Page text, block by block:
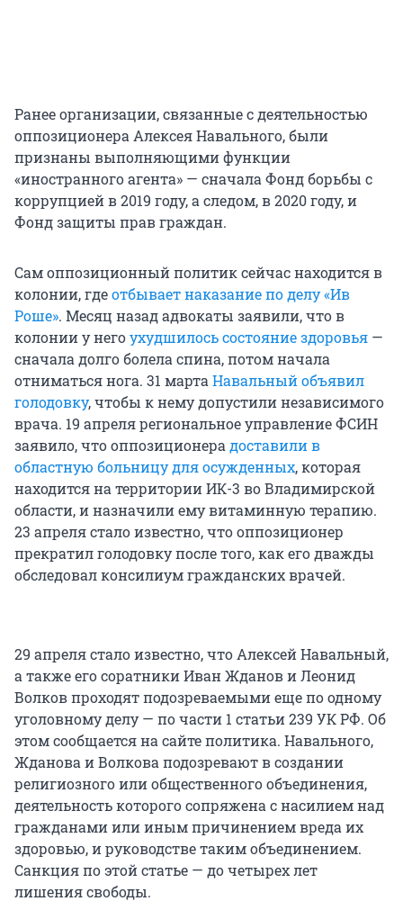
Ранее организации, связанные с деятельностью
оппозиционера Алексея Навального, были
признаны выполняющими функции
«иностранного агента» — сначала Фонд борьбы с
коррупцией в 2019 году, а следом, в 2020 году, и
Фонд защиты прав граждан.
Сам оппозиционный политик сейчас находится в
колонии, гдеотбывает наказание по делу «Ив
Роше». Месяц назад адвокаты заявили, что в
колонии у негоухудшилось состояние здоровья —
сначала долго болела спина, потом начала
отниматься нога. 31 марта Навальный объявил
голодовку, чтобы к нему допустили независимого
врача. 19 апреля региональное управление ФСИН
заявило, что оппозиционера доставили в
областную больницу для осужденных, которая
находится на территории ИК-3 во Владимирской
области, и назначили ему витаминную терапию.
23 апреля стало известно, что оппозиционер
прекратил голодовку после того, как его дважды
обследовал консилиум гражданских врачей.
29 апреля стало известно, что Алексей Навальный,
а также его соратники Иван Жданов и Леонид
Волков проходят подозреваемыми еще по одному
уголовному делу — по части 1 статьи 239 УК РФ. Об
этом сообщается на сайте политика. Навального,
Жданова и Волкова подозревают в создании
религиозного или общественного объединения,
деятельность которого сопряжена с насилием над
гражданами или иным причинением вреда их
здоровью, и руководстве таким объединением.
Санкция по этой статье — до четырех лет
лишения свободы.